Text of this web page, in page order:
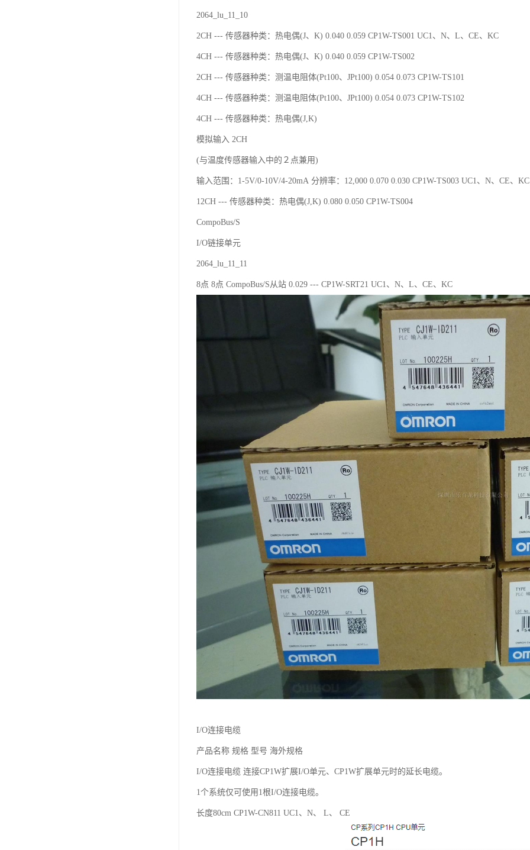
2064_lu_11_10
2CH --- 传感器种类：热电偶(J、K) 0.040 0.059 CP1W-TS001 UC1、N、L、CE、KC
4CH --- 传感器种类：热电偶(J、K) 0.040 0.059 CP1W-TS002
2CH --- 传感器种类：测温电阻体(Pt100、JPt100) 0.054 0.073 CP1W-TS101
4CH --- 传感器种类：测温电阻体(Pt100、JPt100) 0.054 0.073 CP1W-TS102
4CH --- 传感器种类：热电偶(J,K)
模拟输入 2CH
(与温度传感器输入中的２点兼用)
输入范围：1-5V/0-10V/4-20mA 分辨率：12,000 0.070 0.030 CP1W-TS003 UC1、N、CE、KC
12CH --- 传感器种类：热电偶(J,K) 0.080 0.050 CP1W-TS004
CompoBus/S
I/O链接单元
2064_lu_11_11
8点 8点 CompoBus/S从站 0.029 --- CP1W-SRT21 UC1、N、L、CE、KC
I/O连接电缆
产品名称 规格 型号 海外规格
I/O连接电缆 连接CP1W扩展I/O单元、CP1W扩展单元时的延长电缆。
1个系统仅可使用1根I/O连接电缆。
长度80cm CP1W-CN811 UC1、N、 L、 CE